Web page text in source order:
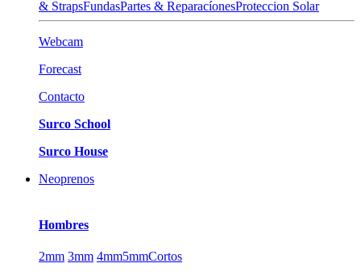
& StrapsFundasPartes & ReparacíonesProteccion Solar
Webcam
Forecast
Contacto
Surco School
Surco House
Neoprenos
Hombres
2mm 3mm 4mm5mmCortos